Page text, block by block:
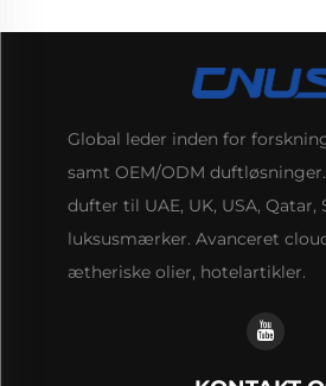
Global leder inden for
samt OEM/ODM
dufter til UAE, UK, USA, Qatar,
luksusmærker. Avanceret
ætheriske olier, hotelartikler.